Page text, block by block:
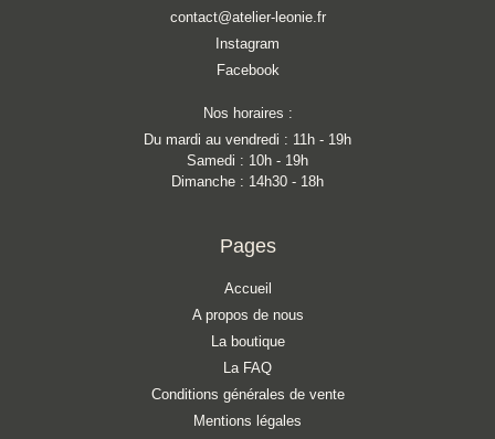
contact@atelier-leonie.fr
Instagram
Facebook
Nos horaires :
Du mardi au vendredi : 11h - 19h
Samedi : 10h - 19h
Dimanche : 14h30 - 18h
Pages
Accueil
A propos de nous
La boutique
La FAQ
Conditions générales de vente
Mentions légales